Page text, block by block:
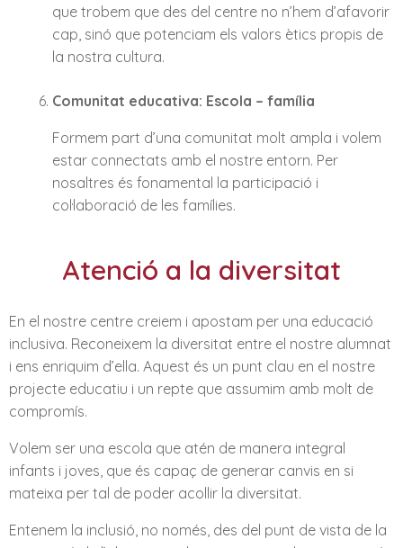
que trobem que des del centre no n’hem d’afavorir
cap, sinó que potenciam els valors ètics propis de
la nostra cultura.
Comunitat educativa: Escola – família
Formem part d’una comunitat molt ampla i volem
estar connectats amb el nostre entorn. Per
nosaltres és fonamental la participació i
col·laboració de les famílies.
Atenció a la diversitat
En el nostre centre creiem i apostam per una educació
inclusiva. Reconeixem la diversitat entre el nostre alumnat
i ens enriquim d’ella. Aquest és un punt clau en el nostre
projecte educatiu i un repte que assumim amb molt de
compromís.
Volem ser una escola que atén de manera integral
infants i joves, que és capaç de generar canvis en si
mateixa per tal de poder acollir la diversitat.
Entenem la inclusió, no només, des del punt de vista de la